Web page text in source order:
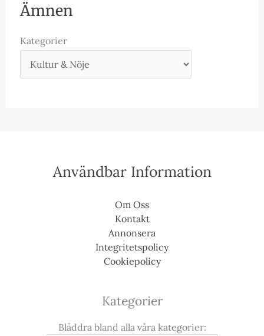
Ämnen
Kategorier
Användbar Information
Om Oss
Kontakt
Annonsera
Integritetspolicy
Cookiepolicy
Kategorier
Bläddra bland alla våra kategorier: